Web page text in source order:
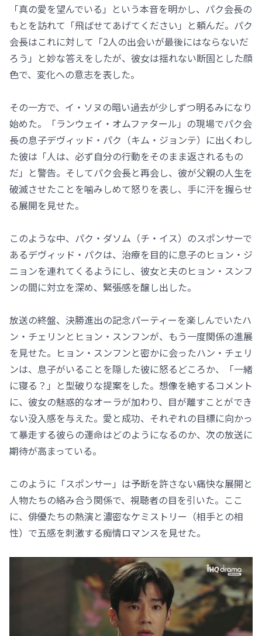
「真の愛を望んでいる」という本音を明かし、パク会長の
もとを訪れて「飛ばせてあげてください」と頼んだ。パク
会長はこれに対して「2人の出会いが最後にはならないだ
ろう」と妙な答えをしたが、彼女は揺れない断固とした顔
色で、変化への意志を表した。
その一方で、イ・ソヌの暗い過去が少しずつ明るみになり
始めた。「ランウェイ・オムファタール」の現場でパク会
長の息子デヴィッド・パク（キム・ジョンテ）に出くわし
た彼は「人は、必ず自分の行動をそのまま返されるもの
だ」と警告。そしてパク会長と再会し、彼が父親の人生を
破滅させたことを噛みしめて怒りを表し、手に汗を握らせ
る展開を見せた。
このような中、パク・ダソム（チ・イス）のスポンサーで
あるデヴィッド・パクは、治療を目的に息子のヒョン・ジ
ニョンを連れてくるようにし、彼女と夫のヒョン・スンフ
ンの間に対立を深め、緊張感を醸し出した。
放送の終盤、決勝進出の記念パーティーを楽しんでいたハ
ン・チェリンとヒョン・スンフンが、もう一度関係の進展
を見せた。ヒョン・スンフンと密かに会ったハン・チェリ
ンは、息子がいることを隠した彼に怒るどころか、「一緒
に寝る？」と型破りな提案をした。想像を絶するコメント
に、彼女の魅惑的なオーラが加わり、目が離すことができ
ない没入感を与えた。愛と成功、それぞれの目標に向かっ
て暴走する彼らの運命はどのようになるのか、次の放送に
期待が高まっている。
このように「スポンサー」は予断を許さない痛快な展開と
人物たちの絡み合う関係で、視聴者の目を引いた。ここ
に、俳優たちの熱演と濃密なケミストリー（相手との相
性）で五感を刺激する痴情ロマンスを見せた。